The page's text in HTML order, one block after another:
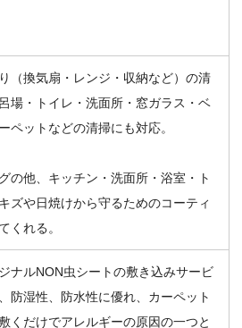
（換気扇・レンジ・収納など）の清
場・トイレ・洗面所・窓ガラス・ベ
ペットなどの清掃にも対応。
の他、キッチン・洗面所・浴室・ト
ズや日焼けから守るためのコーティ
くれる。
ナルNON虫シートの敷き込みサービ
防湿性、防水性に優れ、カーペット
くだけでアレルギーの原因の一つと